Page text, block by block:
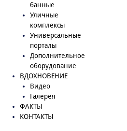
банные
Уличные
комплексы
Универсальные
порталы
Дополнительное
оборудование
ВДОХНОВЕНИЕ
Видео
Галерея
ФАКТЫ
КОНТАКТЫ